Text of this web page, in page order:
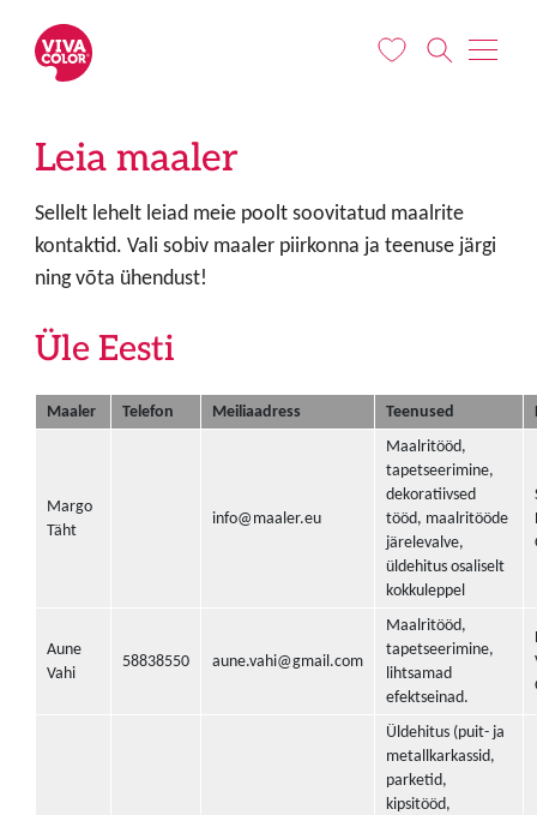
Leia maaler
Sellelt lehelt leiad meie poolt soovitatud maalrite
kontaktid. Vali sobiv maaler piirkonna ja teenuse järgi
ning võta ühendust!
Üle Eesti
Maaler Telefon Meiliaadress Teenused
Margo
Täht
info@maaler.eu
Maalritööd,
tapetseerimine,
dekoratiivsed
tööd, maalritööde
järelevalve,
üldehitus osaliselt
kokkuleppel
Aune
Vahi
58838550 aune.vahi@gmail.com
Maalritööd,
tapetseerimine,
lihtsamad
efektseinad.
Üldehitus (puit- ja
metallkarkassid,
parketid,
kipsitööd,